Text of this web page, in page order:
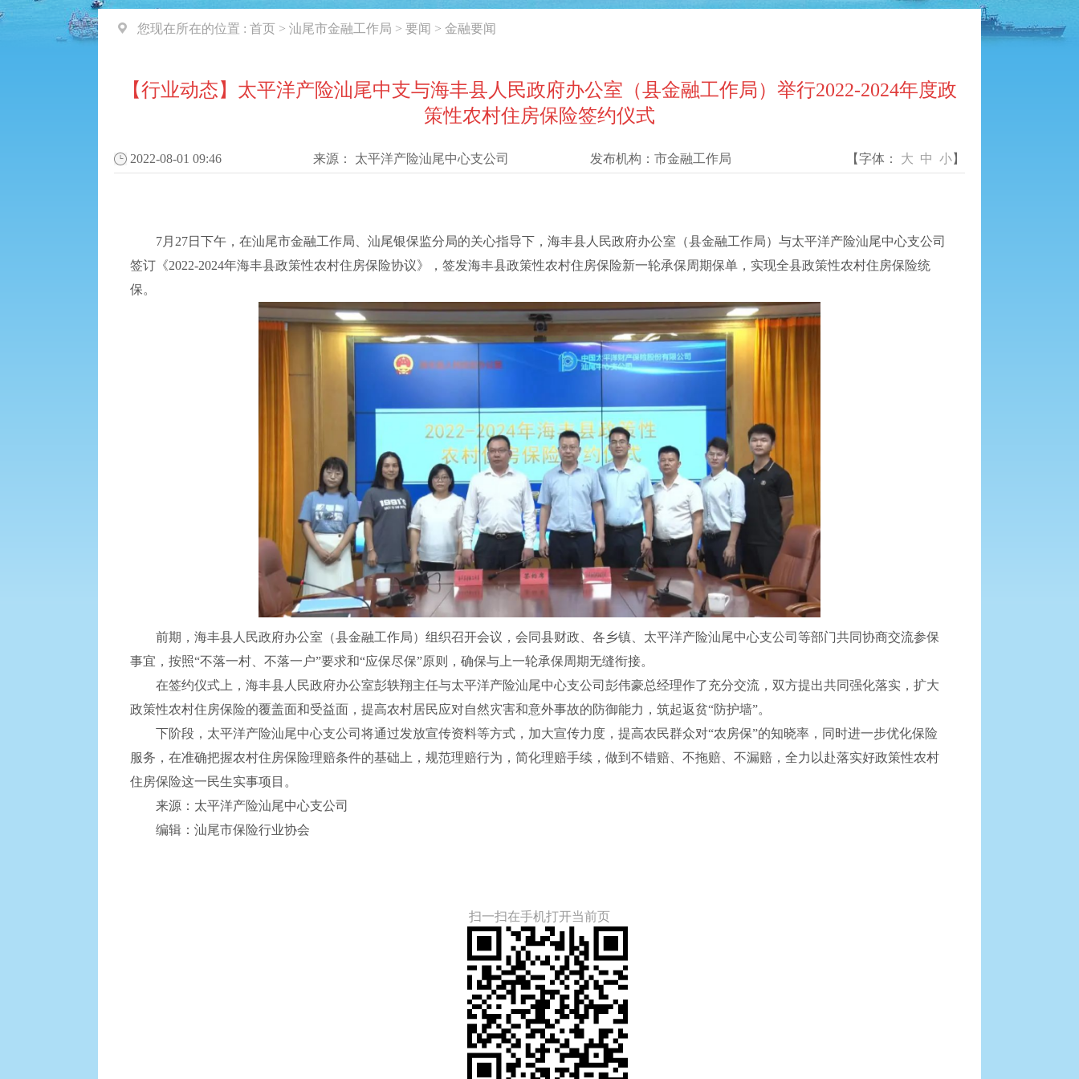
您现在所在的位置 : 首页 > 汕尾市金融工作局 > 要闻 > 金融要闻
【行业动态】太平洋产险汕尾中支与海丰县人民政府办公室（县金融工作局）举行2022-2024年度政
策性农村住房保险签约仪式
2022-08-01 09:46 来源： 太平洋产险汕尾中心支公司 发布机构： 市金融工作局 【字体： 大 中 小】
7月27日下午，在汕尾市金融工作局、汕尾银保监分局的关心指导下，海丰县人民政府办公室（县金融工作局）与太平洋产险汕尾中心支公司
签订《2022-2024年海丰县政策性农村住房保险协议》，签发海丰县政策性农村住房保险新一轮承保周期保单，实现全县政策性农村住房保险统
保。
前期，海丰县人民政府办公室（县金融工作局）组织召开会议，会同县财政、各乡镇、太平洋产险汕尾中心支公司等部门共同协商交流参保
事宜，按照“不落一村、不落一户”要求和“应保尽保”原则，确保与上一轮承保周期无缝衔接。
在签约仪式上，海丰县人民政府办公室彭轶翔主任与太平洋产险汕尾中心支公司彭伟豪总经理作了充分交流，双方提出共同强化落实，扩大
政策性农村住房保险的覆盖面和受益面，提高农村居民应对自然灾害和意外事故的防御能力，筑起返贫“防护墙”。
下阶段，太平洋产险汕尾中心支公司将通过发放宣传资料等方式，加大宣传力度，提高农民群众对“农房保”的知晓率，同时进一步优化保险
服务，在准确把握农村住房保险理赔条件的基础上，规范理赔行为，简化理赔手续，做到不错赔、不拖赔、不漏赔，全力以赴落实好政策性农村
住房保险这一民生实事项目。
来源：太平洋产险汕尾中心支公司
编辑：汕尾市保险行业协会
扫一扫在手机打开当前页